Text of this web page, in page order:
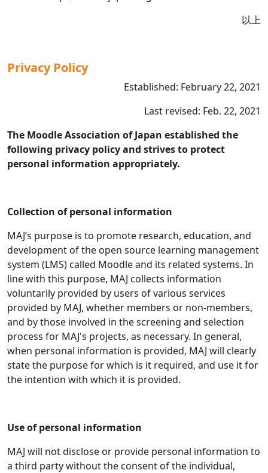
以上
Privacy Policy
Established: February 22, 2021
Last revised: Feb. 22, 2021
The Moodle Association of Japan established the
following privacy policy and strives to protect
personal information appropriately.
Collection of personal information
MAJ’s purpose is to promote research, education, and
development of the open source learning management
system (LMS) called Moodle and its related systems. In
line with this purpose, MAJ collects information
voluntarily provided by users of various services
provided by MAJ, whether members or non-members,
and by those involved in the screening and selection
process for MAJ's projects, as necessary. In general,
when personal information is provided, MAJ will clearly
state the purpose for which is it required, and use it for
the intention with which it is provided.
Use of personal information
MAJ will not disclose or provide personal information to
a third party without the consent of the individual,